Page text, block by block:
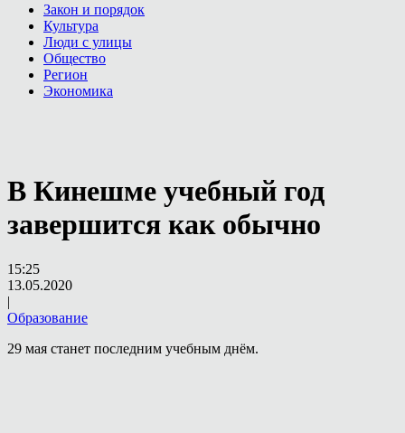
Закон и порядок
Культура
Люди с улицы
Общество
Регион
Экономика
В Кинешме учебный год
завершится как обычно
15:25
13.05.2020
|
Образование
29 мая станет последним учебным днём.